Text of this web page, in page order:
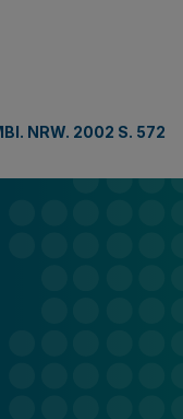
NRW. 2002 S. 572